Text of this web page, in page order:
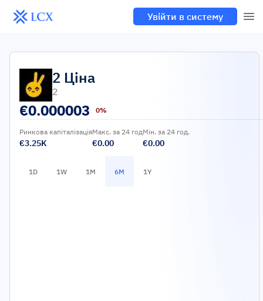
Увійти в систему
2 Ціна
2
€0.000003 0%
Ринкова капіталізація
€3.25K
Макс. за 24 год
€0.00
Мін. за 24 год.
€0.00
1D 1W 1M 6M 1Y